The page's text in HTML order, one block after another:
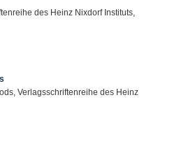
des Heinz Nixdorf Instituts,
Verlagsschriftenreihe des Heinz